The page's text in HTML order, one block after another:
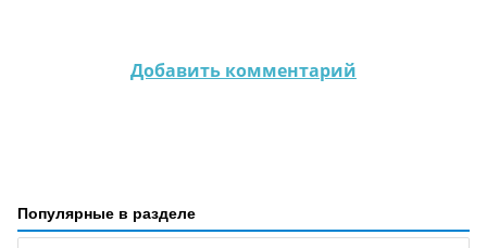
Добавить комментарий
Популярные в разделе